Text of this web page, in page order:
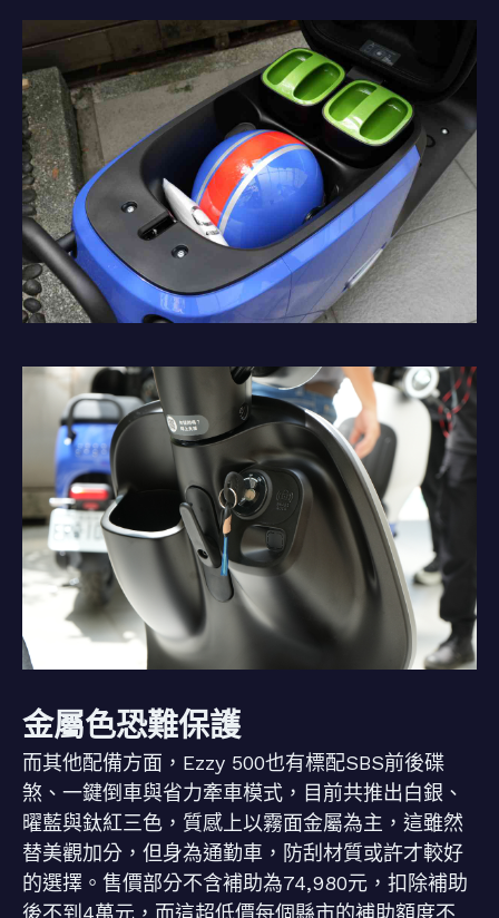
金屬色恐難保護
而其他配備方面，Ezzy 500也有標配SBS前後碟
煞、一鍵倒車與省力牽車模式，目前共推出白銀、
曜藍與鈦紅三色，質感上以霧面金屬為主，這雖然
替美觀加分，但身為通勤車，防刮材質或許才較好
的選擇。售價部分不含補助為74,980元，扣除補助
後不到4萬元，而這超低價每個縣市的補助額度不